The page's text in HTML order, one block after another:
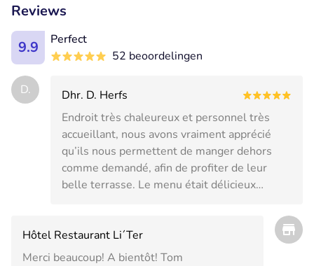
Reviews
9.9
Perfect
52 beoordelingen
D.
Dhr. D. Herfs
Endroit très chaleureux et personnel très
accueillant, nous avons vraiment apprécié
qu’ils nous permettent de manger dehors
comme demandé, afin de profiter de leur
belle terrasse. Le menu était délicieux…
Hôtel Restaurant Li´Ter
Merci beaucoup! A bientôt! Tom